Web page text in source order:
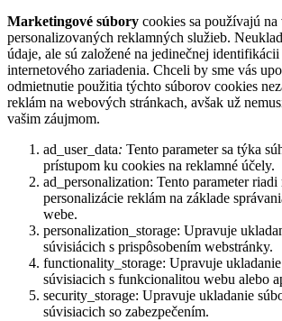
Marketingové súbory cookies sa používajú
personalizovaných reklamných služieb.
údaje, ale sú založené na jedinečnej identifikácii
internetového zariadenia. Chceli by sme vás
odmietnutie použitia týchto súborov cookies
reklám na webových stránkach, avšak už
vašim záujmom.
ad_user_data: Tento parameter sa týka
prístupom ku cookies na reklamné účely.
ad_personalization: Tento parameter
personalizácie reklám na základe
webe.
personalization_storage: Upravuje
súvisiácich s prispôsobením webstránky.
functionality_storage: Upravuje
súvisiacich s funkcionalitou webu alebo
security_storage: Upravuje ukladanie
súvisiacich so zabezpečením.